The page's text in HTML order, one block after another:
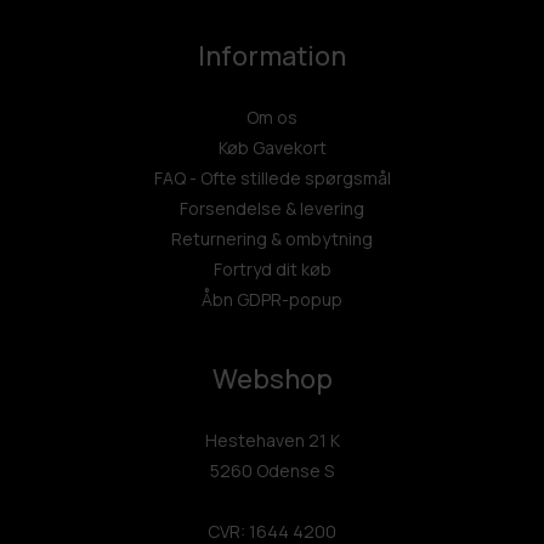
Information
Om os
Køb Gavekort
FAQ - Ofte stillede spørgsmål
Forsendelse & levering
Returnering & ombytning
Fortryd dit køb
Åbn GDPR-popup
Webshop
Hestehaven 21 K
5260 Odense S
CVR: 1644 4200